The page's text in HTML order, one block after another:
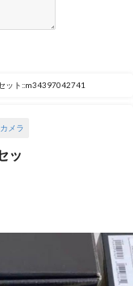
ット::m34397042741
カメラ
ッ